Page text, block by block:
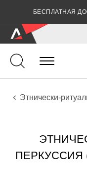
БЕСПЛАТНАЯ
Ударные
Перкуссия
Инструменты
Этнически-
ПЕРКУССИЯ